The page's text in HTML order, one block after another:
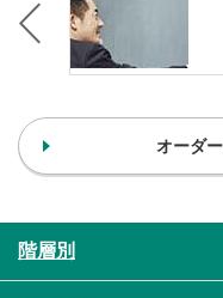
オーダ
階層別